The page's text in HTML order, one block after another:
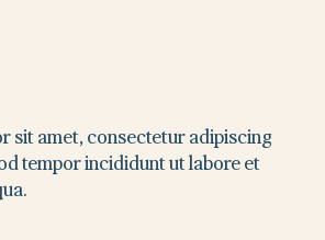
sit amet, consectetur adipiscing
tempor incididunt ut labore et